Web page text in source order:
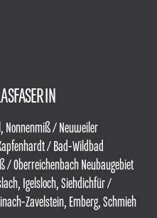
IN
Nonnenmiß / Neuweiler
/ Bad-Wildbad
/ Oberreichenbach Neubaugebiet
Igelsloch, Siehdichfür /
Zavelstein, Emberg, Schmieh